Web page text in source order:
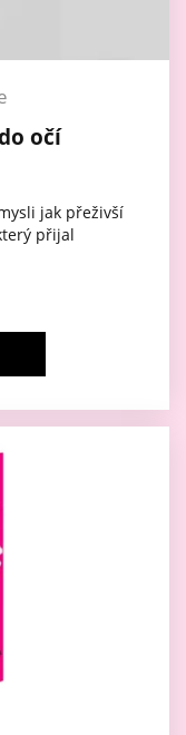
očí
jak přeživší
přijal